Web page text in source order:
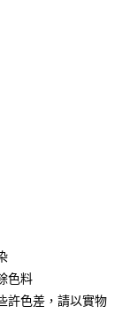
色料
許色差，請以實物